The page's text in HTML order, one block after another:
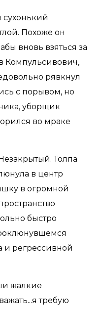
сухонький
Похоже он
вновь взяться за
Компульсивович,
рявкнул
с порывом, но
уборщик
во мраке
Толпа
в центр
в огромной
быстро
и регрессивной
жалкие
требую